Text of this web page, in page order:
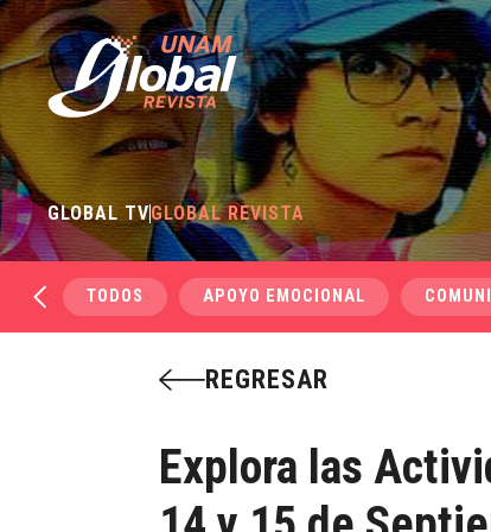
GLOBAL TVGLOBAL REVISTA
TODOS APOYO EMOCIONAL
REGRESAR
Explora las